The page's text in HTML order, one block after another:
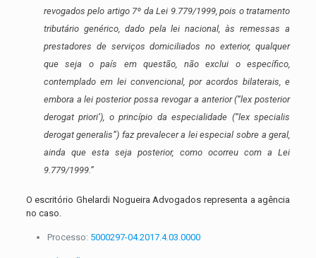
revogados pelo artigo 7º da Lei 9.779/1999, pois o tratamento
tributário genérico, dado pela lei nacional, às remessas a
prestadores de serviços domiciliados no exterior, qualquer
que seja o país em questão, não exclui o específico,
contemplado em lei convencional, por acordos bilaterais, e
embora a lei posterior possa revogar a anterior (“lex posterior
derogat priori’), o princípio da especialidade (“lex specialis
derogat generalis”) faz prevalecer a lei especial sobre a geral,
ainda que esta seja posterior, como ocorreu com a Lei
9.779/1999.”
O escritório Ghelardi Nogueira Advogados representa a agência
no caso.
Processo: 5000297-04.2017.4.03.0000